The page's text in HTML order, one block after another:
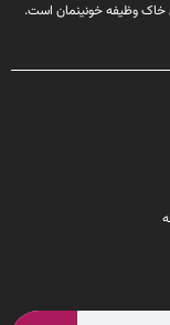
خاک وظیفه خونینمان است.